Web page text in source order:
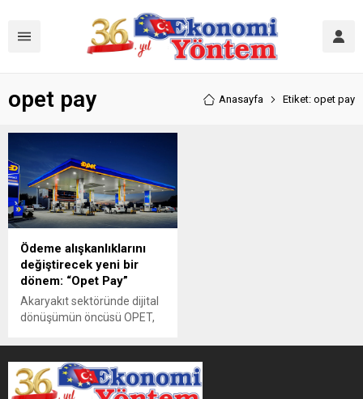
opet pay Anasayfa Etiket: opet pay
Ödeme alışkanlıklarını
değiştirecek yeni bir
dönem: “Opet Pay”
Akaryakıt sektöründe dijital
dönüşümün öncüsü OPET,
dijital cüzdan “Opet Pay”i de
ekledi.